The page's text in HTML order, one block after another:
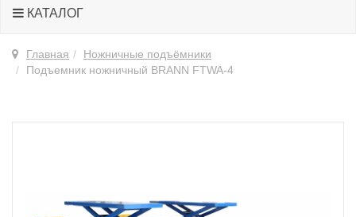
КАТАЛОГ
Главная
Ножничные подъёмники
Подъемник ножничный BRANN FTWA-4